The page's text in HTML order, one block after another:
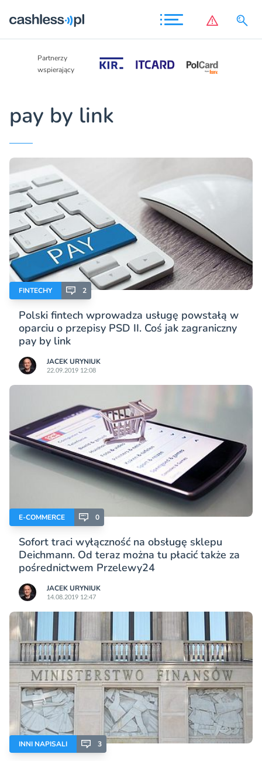
Partnerzy
wspierający
pay by link
FINTECHY 2
Polski fintech wprowadza usługę powstałą w
oparciu o przepisy PSD II. Coś jak zagraniczny
pay by link
JACEK URYNIUK
22.09.2019 12:08
E-COMMERCE 0
Sofort traci wyłączność na obsługę sklepu
Deichmann. Od teraz można tu płacić także za
pośrednictwem Przelewy24
JACEK URYNIUK
14.08.2019 12:47
INNI NAPISALI 3